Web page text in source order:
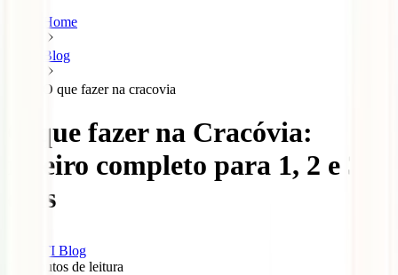
Home
Blog
O que fazer na cracovia
O que fazer na Cracóvia:
roteiro completo para 1, 2 e 3
dias
IATI Blog
minutos de leitura